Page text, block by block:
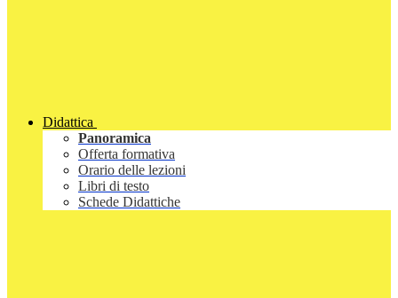
Didattica
Panoramica
Offerta formativa
Orario delle lezioni
Libri di testo
Schede Didattiche